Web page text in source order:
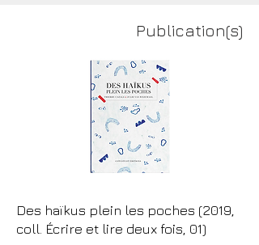
Publication(s)
Des haïkus plein les poches (2019,
coll. Écrire et lire deux fois, 01)